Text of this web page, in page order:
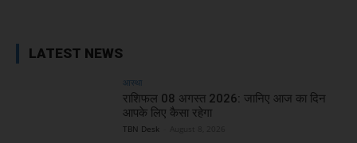
LATEST NEWS
आस्था
राशिफल 08 अगस्त 2026: जानिए आज का दिन
आपके लिए कैसा रहेगा
TBN Desk